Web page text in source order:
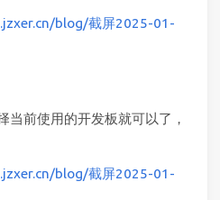
blog/截屏2025-01-
当前使用的开发板就可以了，
blog/截屏2025-01-